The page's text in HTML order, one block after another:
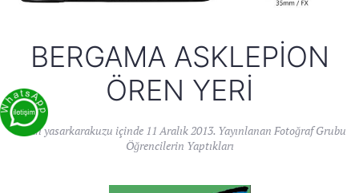
BERGAMA ASKLEPION
ÖREN YERI
Yazanyasarkarakuzu içinde 11 Aralık 2013. Yayınlanan Fotoğraf Grubu
Öğrencilerin Yaptıkları